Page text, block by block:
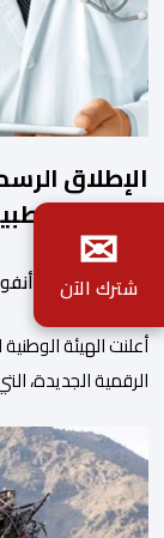
الإطلاق
الوطنية
بواسطة أحداث.أنفو
أعلنت الهيئة
الرقمية الجديدة،
والمجالس الجهوية
هذه المنصة، التي تم
والتحول
✉
شترك الآن